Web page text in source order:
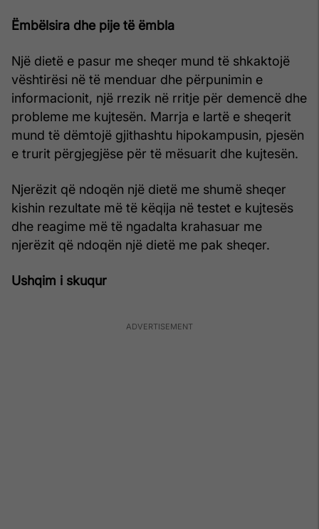
Ëmbëlsira dhe pije të ëmbla
Një dietë e pasur me sheqer mund të shkaktojë
vështirësi në të menduar dhe përpunimin e
informacionit, një rrezik në rritje për demencë dhe
probleme me kujtesën. Marrja e lartë e sheqerit
mund të dëmtojë gjithashtu hipokampusin, pjesën
e trurit përgjegjëse për të mësuarit dhe kujtesën.
Njerëzit që ndoqën një dietë me shumë sheqer
kishin rezultate më të këqija në testet e kujtesës
dhe reagime më të ngadalta krahasuar me
njerëzit që ndoqën një dietë me pak sheqer.
Ushqim i skuqur